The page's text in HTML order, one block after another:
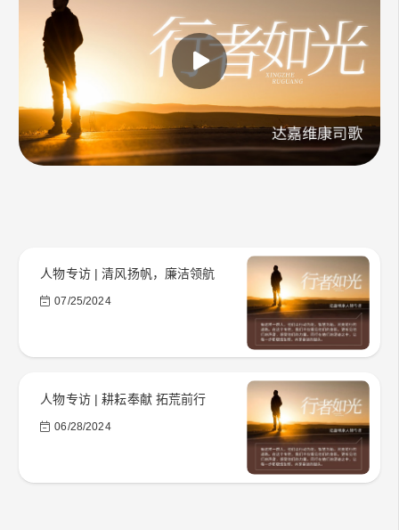
人物专访 | 清风扬帆，廉洁领航
07/25/2024
人物专访 | 耕耘奉献 拓荒前行
06/28/2024